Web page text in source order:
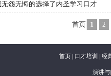
无怨无悔的选择了内圣学习口才
首页
1 2
首页 口才培训 经
演讲与